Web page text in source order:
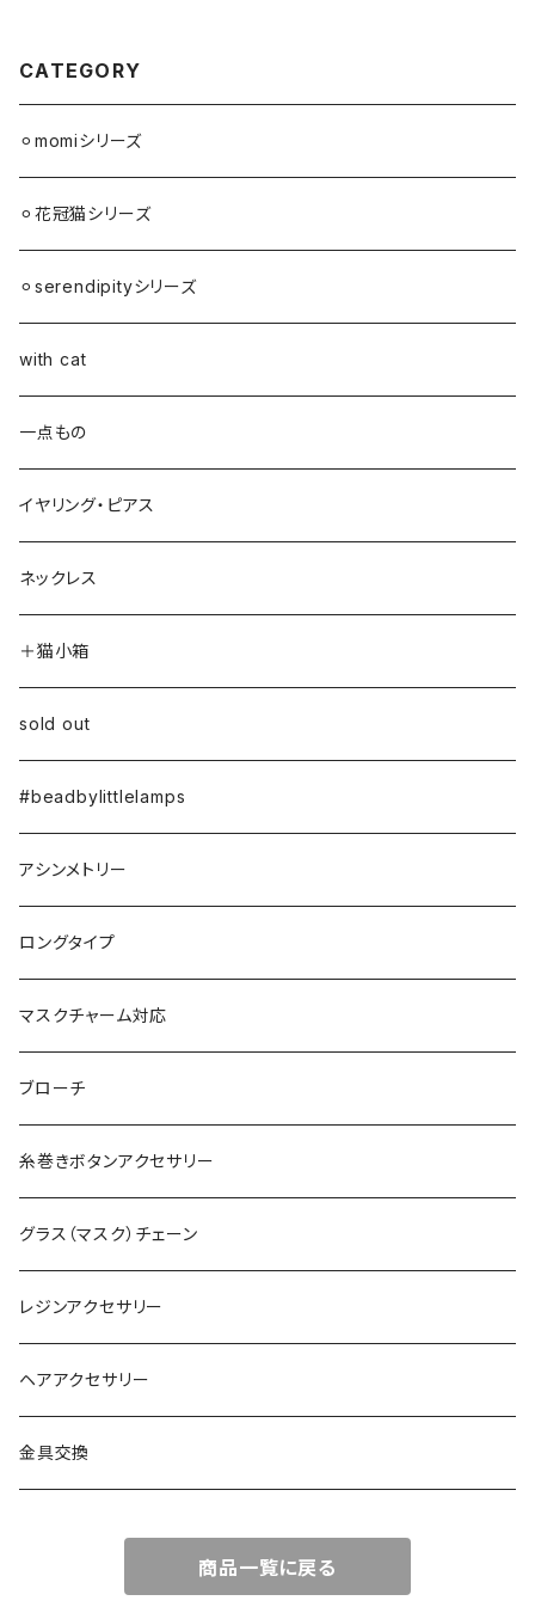
CATEGORY
⚪︎momiシリーズ
⚪︎花冠猫シリーズ
⚪︎serendipityシリーズ
with cat
一点もの
イヤリング・ピアス
ネックレス
＋猫小箱
sold out
#beadbylittlelamps
アシンメトリー
ロングタイプ
マスクチャーム対応
ブローチ
糸巻きボタンアクセサリー
グラス（マスク）チェーン
レジンアクセサリー
ヘアアクセサリー
金具交換
商品一覧に戻る